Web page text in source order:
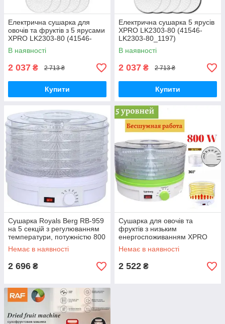
Електрична сушарка для
овочів та фруктів з 5 ярусами
XPRO LK2303-80 (41546-
LK2303-80_1201)
В наявності
2 037 ₴ 2 713 ₴
Купити
Електрична сушарка 5 ярусів
XPRO LK2303-80 (41546-
LK2303-80_1197)
В наявності
2 037 ₴ 2 713 ₴
Купити
Сушарка Royals Berg RB-959
на 5 секцій з регулюванням
температури, потужністю 800
Вт (RB-959_1147)
Немає в наявності
2 696 ₴
Сушарка для овочів та
фруктів з низьким
енергоспоживанням XPRO
RB-912 (RB-912_1105)
Немає в наявності
2 522 ₴